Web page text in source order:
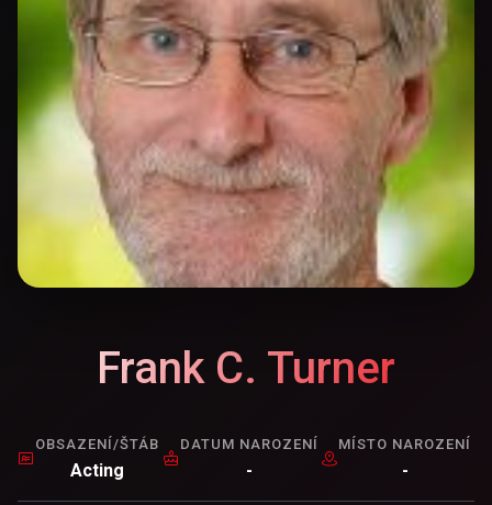
Frank C. Turner
OBSAZENÍ/ŠTÁB
Acting
DATUM NAROZENÍ
-
MÍSTO NAROZENÍ
-